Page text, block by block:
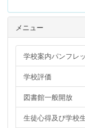
メニュー
学校案内パンフレ
学校評価
図書館一般開放
生徒心得及び学校